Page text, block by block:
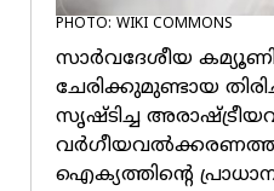
PHOTO: WIKI COMMONS
സാര്‍വദേശീയ
ചേരിക്കുമുണ്ടായ
സൃഷ്ടിച്ച
ഐക്യത്തിന്റെ